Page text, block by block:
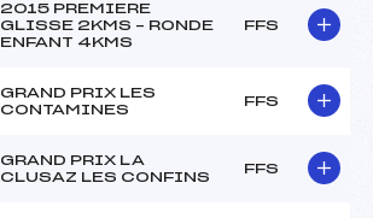
2015 PREMIERE
GLISSE 2KMS – RONDE
ENFANT 4KMS
FFS
GRAND PRIX LES
CONTAMINES
FFS
GRAND PRIX LA
CLUSAZ LES CONFINS
FFS